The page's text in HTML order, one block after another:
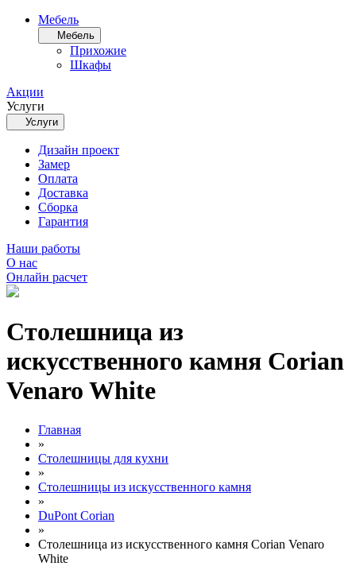
Мебель
Мебель
Прихожие
Шкафы
Акции
Услуги
Услуги
Дизайн проект
Замер
Оплата
Доставка
Сборка
Гарантия
Наши работы
О нас
Онлайн расчет
Столешница из
искусственного камня Corian
Venaro White
Главная
»
Столешницы для кухни
»
Столешницы из искусственного камня
»
DuPont Corian
»
Столешница из искусственного камня Corian Venaro
White